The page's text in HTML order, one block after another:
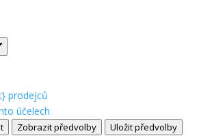
prodejců
účelech
Zobrazit předvolby Uložit předvolby